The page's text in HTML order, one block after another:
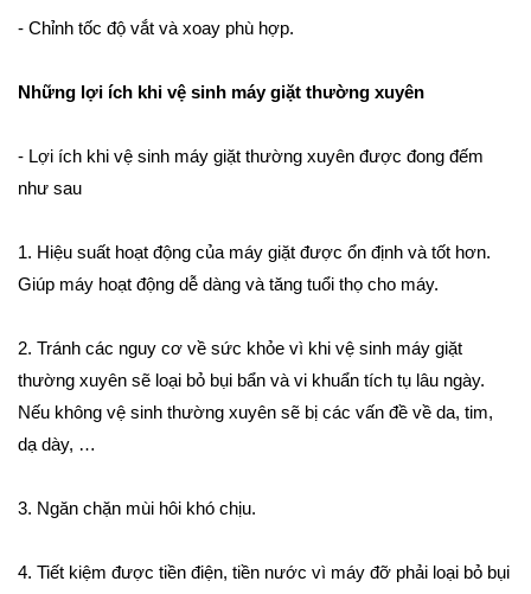
- Chỉnh tốc độ vắt và xoay phù hợp.
Những lợi ích khi vệ sinh máy giặt thường xuyên
- Lợi ích khi vệ sinh máy giặt thường xuyên được đong đếm
như sau
1. Hiệu suất hoạt động của máy giặt được ổn định và tốt hơn.
Giúp máy hoạt động dễ dàng và tăng tuổi thọ cho máy.
2. Tránh các nguy cơ về sức khỏe vì khi vệ sinh máy giặt
thường xuyên sẽ loại bỏ bụi bẩn và vi khuẩn tích tụ lâu ngày.
Nếu không vệ sinh thường xuyên sẽ bị các vấn đề về da, tim,
dạ dày, …
3. Ngăn chặn mùi hôi khó chịu.
4. Tiết kiệm được tiền điện, tiền nước vì máy đỡ phải loại bỏ bụi